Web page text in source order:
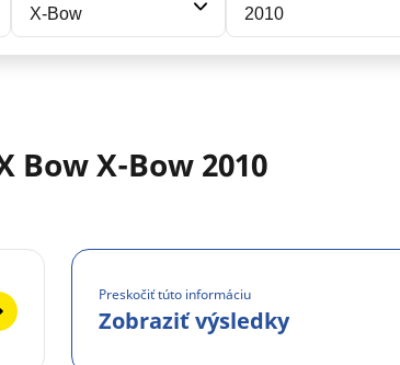
X-Bow 2010
Bow X-Bow 2010
Preskočiť túto informáciu
Zobraziť výsledky